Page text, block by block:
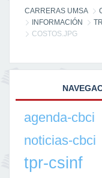
CARRERAS UMSA
INFORMACIÓN
COSTOS.JPG
agenda-cbci
noticias-cbci
tpr-csinf